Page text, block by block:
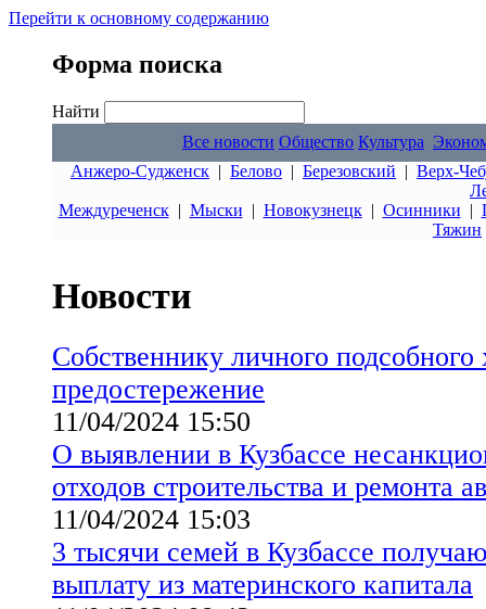
Перейти к основному содержанию
Форма поиска
Найти
Все новости Общество Культура
Анжеро-Судженск | Белово | Березовский | Верх-
Междуреченск| Мыски | Новокузнецк| Осинники |
Тяжин
Новости
Собственнику личного подсобного
предостережение
11/04/2024 15:50
О выявлении в Кузбассе
отходов строительства и ремонта
11/04/2024 15:03
3 тысячи семей в Кузбассе
выплату из материнского капитала